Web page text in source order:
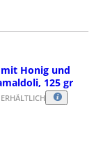
Honig und
125 gr